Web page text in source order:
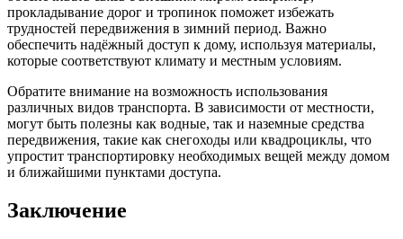
прокладывание дорог и тропинок поможет избежать
трудностей передвижения в зимний период. Важно
обеспечить надёжный доступ к дому, используя материалы,
которые соответствуют климату и местным условиям.
Обратите внимание на возможность использования
различных видов транспорта. В зависимости от местности,
могут быть полезны как водные, так и наземные средства
передвижения, такие как снегоходы или квадроциклы, что
упростит транспортировку необходимых вещей между домом
и ближайшими пунктами доступа.
Заключение